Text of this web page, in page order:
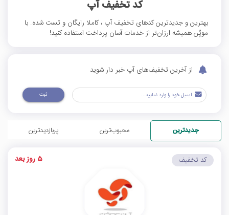
کد تخفیف آپ
بهترین و جدیدترین کدهای تخفیف آپ ، کاملا رایگان و تست شده. با
موپُن همیشه ارزان‌تر از خدمات آسان پرداخت استفاده کنید!
از آخرین تخفیف‌های آپ خبر دار شوید
ثبت
جدیدترین محبوب‌ترین پربازدیدترین
کد تخفیف 5 روز بعد